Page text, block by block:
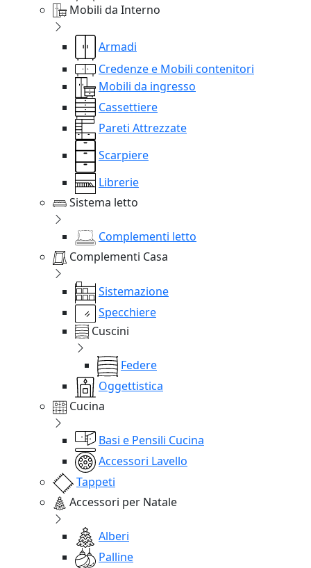
Mobili da Interno
Armadi
Credenze e Mobili contenitori
Mobili da ingresso
Cassettiere
Pareti Attrezzate
Scarpiere
Librerie
Sistema letto
Complementi letto
Complementi Casa
Sistemazione
Specchiere
Cuscini
Federe
Oggettistica
Cucina
Basi e Pensili Cucina
Accessori Lavello
Tappeti
Accessori per Natale
Alberi
Palline